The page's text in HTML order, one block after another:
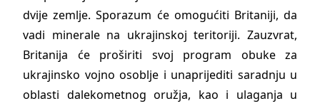
dvije zemlje. Sporazum će omogućiti Britaniji, da
vadi minerale na ukrajinskoj teritoriji. Zauzvrat,
Britanija će proširiti svoj program obuke za
ukrajinsko vojno osoblje i unaprijediti saradnju u
oblasti dalekometnog oružja, kao i ulaganja u